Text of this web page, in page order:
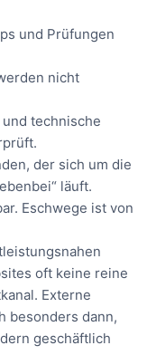
und Prüfungen
nicht
technische
der sich um die
läuft.
Eschwege ist von
oft keine reine
Externe
besonders dann,
geschäftlich